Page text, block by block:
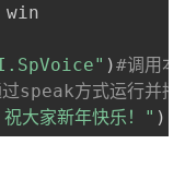
win
)#调用
speak方式运行并播
大家新年快乐！" )